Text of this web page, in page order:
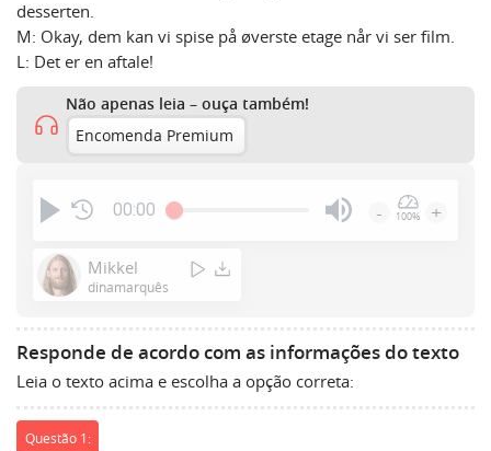
desserten.
M: Okay, dem kan vi spise på øverste etage når vi ser film.
L: Det er en aftale!
Não apenas leia – ouça também!
Encomenda Premium
00:00
show
volume
- 100% +
Mikkel
dinamarquês
Responde de acordo com as informações do texto
Leia o texto acima e escolha a opção correta:
Questão 1: